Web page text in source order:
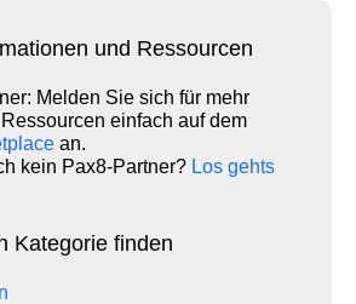
und Ressourcen
Melden Sie sich für mehr
einfach auf dem
an.
kein Pax8‑Partner? Los gehts
Kategorie finden